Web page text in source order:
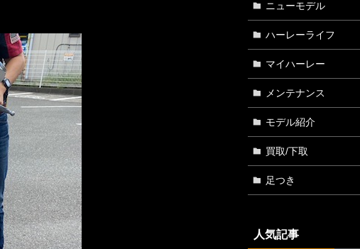
ニューモデル
ハーレーライフ
マイハーレー
メンテナンス
モデル紹介
買取/下取
足つき
人気記事